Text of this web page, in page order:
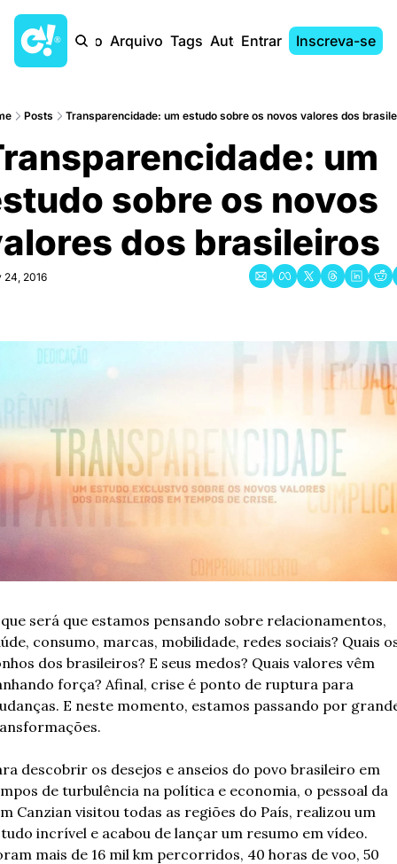
Início Arquivo Tags AutoresEntrar Inscreva-se
Posts Transparencidade: um estudo sobre os novos valores dos
um
sobre os novos
dos brasileiros
24, 2016
será que estamos pensando sobre relacionamentos,
consumo, marcas, mobilidade, redes sociais? Quais
dos brasileiros? E seus medos? Quais valores vêm
força? Afinal, crise é ponto de ruptura para
E neste momento, estamos passando por
descobrir os desejos e anseios do povo brasileiro em
de turbulência na política e economia, o pessoal da
Canzian visitou todas as regiões do País, realizou um
incrível e acabou de lançar um resumo em vídeo.
mais de 16 mil km percorridos, 40 horas de voo, 50